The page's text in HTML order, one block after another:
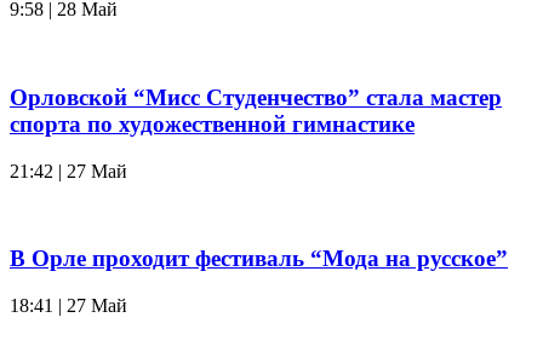
9:58 | 28 Май
Орловской “Мисс Студенчество” стала мастер
спорта по художественной гимнастике
21:42 | 27 Май
В Орле проходит фестиваль “Мода на русское”
18:41 | 27 Май